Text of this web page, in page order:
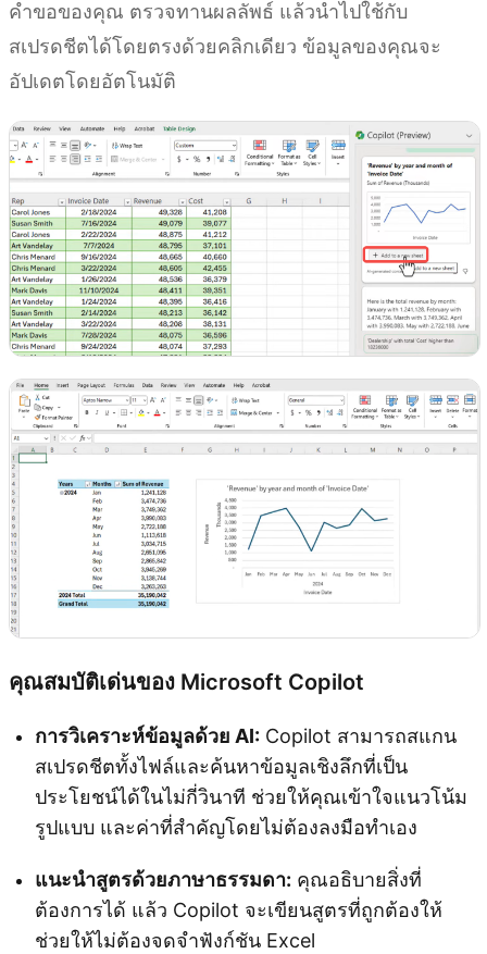
คำขอของคุณ ตรวจทานผลลัพธ์ แล้วนำไปใช้กับ
สเปรดชีตได้โดยตรงด้วยคลิกเดียว ข้อมูลของคุณจะ
อัปเดตโดยอัตโนมัติ
คุณสมบัติเด่นของ Microsoft Copilot
การวิเคราะห์ข้อมูลด้วย AI: Copilot สามารถสแกน
สเปรดชีตทั้งไฟล์และค้นหาข้อมูลเชิงลึกที่เป็น
ประโยชน์ได้ในไม่กี่วินาที ช่วยให้คุณเข้าใจแนวโน้ม
รูปแบบ และค่าที่สำคัญโดยไม่ต้องลงมือทำเอง
แนะนำสูตรด้วยภาษาธรรมดา: คุณอธิบายสิ่งที่
ต้องการได้ แล้ว Copilot จะเขียนสูตรที่ถูกต้องให้
ช่วยให้ไม่ต้องจดจำฟังก์ชัน Excel